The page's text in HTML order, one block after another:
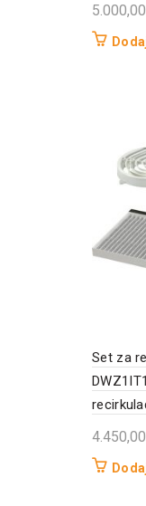
5.000,00
Set za
4.450,00